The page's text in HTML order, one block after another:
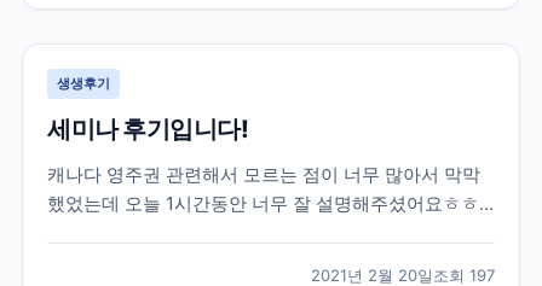
하게 되었습니다. 대학 진학 문제로 고민이 많았...
생생후기
세미나 후기입니다!
캐나다 영주권 관련해서 모르는 점이 너무 많아서 막막
했었는데 오늘 1시간동안 너무 잘 설명해주셨어요ㅎㅎ
2021년 2월 20일조회 197